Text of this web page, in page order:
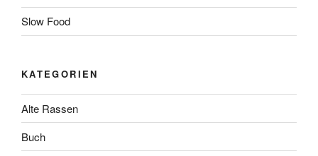
Slow Food
KATEGORIEN
Alte Rassen
Buch